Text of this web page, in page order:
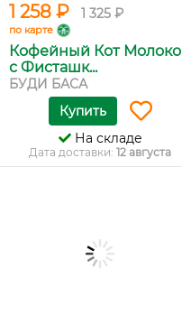
1 258 ₽ 1 325 ₽
по карте
Кофейный Кот Молоко
с Фисташк...
БУДИ БАСА
Купить
На складе
Дата доставки: 12 августа